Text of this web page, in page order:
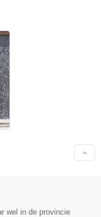
wel in de provincie